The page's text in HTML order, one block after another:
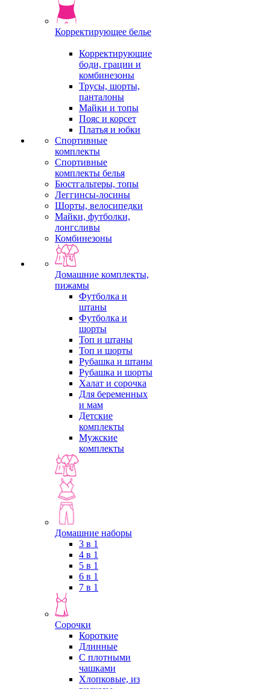
Корректирующее белье
Корректирующие
боди, грации и
комбинезоны
Трусы, шорты,
панталоны
Майки и топы
Пояс и корсет
Платья и юбки
Спортивные
комплекты
Спортивные
комплекты белья
Бюстгальтеры, топы
Леггинсы-лосины
Шорты, велосипедки
Майки, футболки,
лонгсливы
Комбинезоны
Домашние комплекты,
пижамы
Футболка и
штаны
Футболка и
шорты
Топ и штаны
Топ и шорты
Рубашка и штаны
Рубашка и шорты
Халат и сорочка
Для беременных
и мам
Детские
комплекты
Мужские
комплекты
Домашние наборы
3 в 1
4 в 1
5 в 1
6 в 1
7 в 1
Сорочки
Короткие
Длинные
С плотными
чашками
Хлопковые, из